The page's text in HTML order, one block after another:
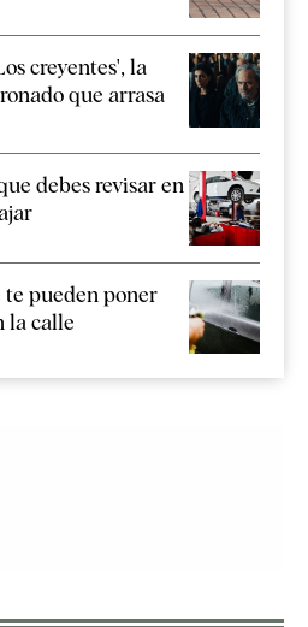
creyentes', la
que arrasa
debes revisar en
te pueden poner
la calle